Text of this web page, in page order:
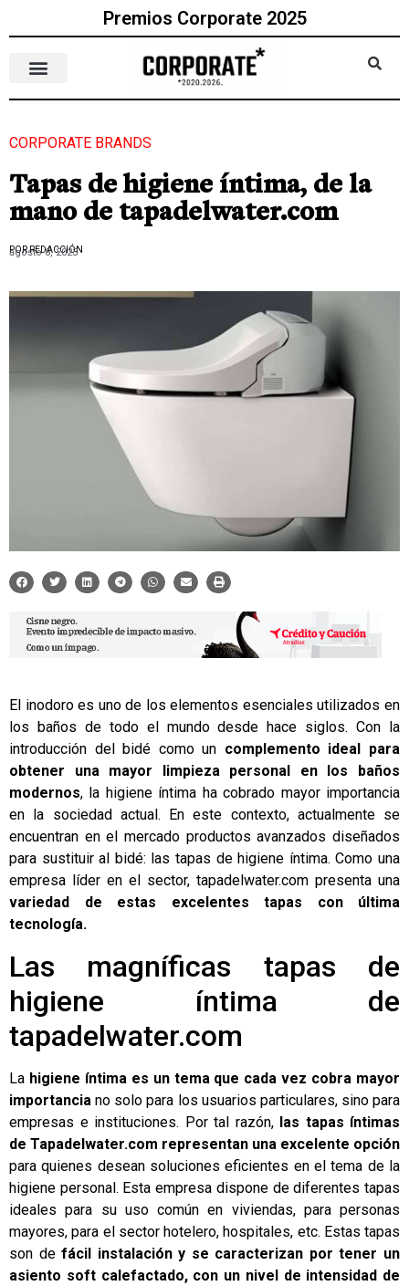
Premios Corporate 2025
CORPORATE BRANDS
Tapas de higiene íntima, de la
mano de tapadelwater.com
POR REDACCIÓN
agosto 8, 2023
El inodoro es uno de los elementos esenciales utilizados en
los baños de todo el mundo desde hace siglos. Con la
introducción del bidé como un complemento ideal para
obtener una mayor limpieza personal en los baños
modernos, la higiene íntima ha cobrado mayor importancia
en la sociedad actual. En este contexto, actualmente se
encuentran en el mercado productos avanzados diseñados
para sustituir al bidé: las tapas de higiene íntima. Como una
empresa líder en el sector, tapadelwater.com presenta una
variedad de estas excelentes tapas con última
tecnología.
Las magníficas tapas de
higiene íntima de
tapadelwater.com
La higiene íntima es un tema que cada vez cobra mayor
importanciano solo para los usuarios particulares, sino para
empresas e instituciones. Por tal razón,las tapas íntimas
de Tapadelwater.com representan una excelente opción
para quienes desean soluciones eficientes en el tema de la
higiene personal. Esta empresa dispone de diferentes tapas
ideales para su uso común en viviendas, para personas
mayores, para el sector hotelero, hospitales, etc. Estas tapas
son defácil instalación y se caracterizan por tener un
asiento soft calefactado, con un nivel de intensidad de